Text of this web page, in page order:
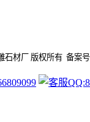
材厂 版权所有 备案号